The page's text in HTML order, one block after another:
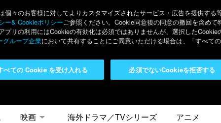
々のお客様に対してよりカスタマイズされたサービス・広告を提供す
ー& Cookieポリシーご参照ください。Cookie同意後の同意の撤回を含め
リの利用にはCookieの有効化は必須ではありませんが、選択した
グループ企業において共有することにご同意いただける場合は、「すべて
必須でないCookieを拒否する
べての Cookie を受け入れる
映画 海外ドラマ／TVシリーズ アニメ